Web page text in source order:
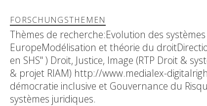
FORSCHUNGSTHEMEN
Thèmes de recherche:Evolution des
EuropeModélisation et théorie du
en SHS" ) Droit, Justice, Image (RTP Droit &
& projet RIAM) http://www.medialex-
démocratie inclusive et Gouvernance du
systèmes juridiques.